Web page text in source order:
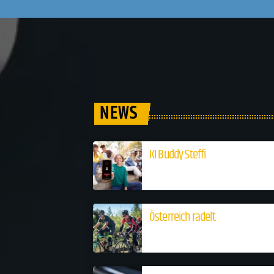
NEWS
KI Buddy Steffi
Österreich radelt